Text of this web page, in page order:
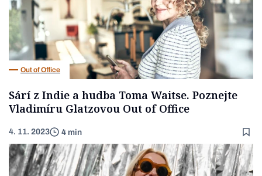
Out of Office
Sárí z Indie a hudba Toma Waitse. Poznejte
Vladimíru Glatzovou Out of Office
4. 11. 2023 4 min